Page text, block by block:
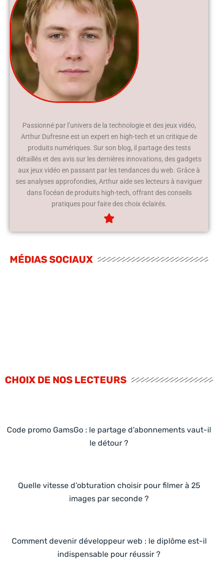
Passionné par l’univers de la technologie et des jeux vidéo,
Arthur Dufresne est un expert en high-tech et un critique de
produits numériques. Sur son blog, il partage des tests
détaillés et des avis sur les dernières innovations, des gadgets
aux jeux vidéo en passant par les tendances du web. Grâce à
ses analyses approfondies, Arthur aide ses lecteurs à naviguer
dans l’océan de produits high-tech, offrant des conseils
pratiques pour faire des choix éclairés.
MÉDIAS SOCIAUX
CHOIX DE NOS LECTEURS
Code promo GamsGo : le partage d’abonnements vaut-il
le détour ?
Quelle vitesse d’obturation choisir pour filmer à 25
images par seconde ?
Comment devenir développeur web : le diplôme est-il
indispensable pour réussir ?